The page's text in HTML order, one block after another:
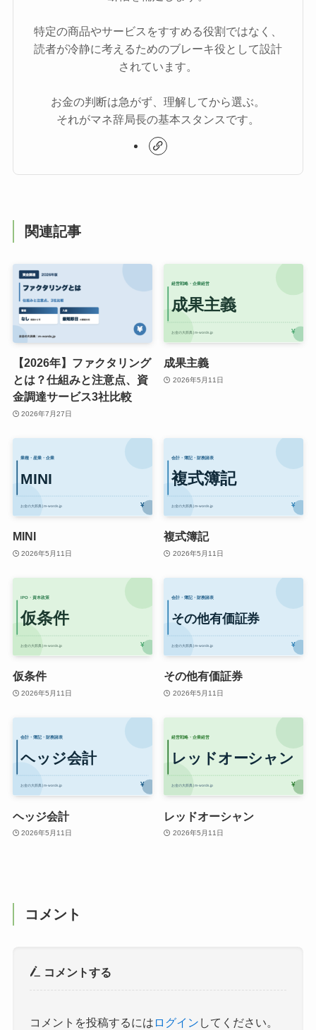
特定の商品やサービスをすすめる役割ではなく、
読者が冷静に考えるためのブレーキ役として設計
されています。
お金の判断は急がず、理解してから選ぶ。
それがマネ辞局長の基本スタンスです。
関連記事
【2026年】ファクタリング
とは？仕組みと注意点、資
金調達サービス3社比較
2026年7月27日
成果主義
2026年5月11日
MINI
2026年5月11日
複式簿記
2026年5月11日
仮条件
2026年5月11日
その他有価証券
2026年5月11日
ヘッジ会計
2026年5月11日
レッドオーシャン
2026年5月11日
コメント
コメントする
コメントを投稿するには ログイン してください。